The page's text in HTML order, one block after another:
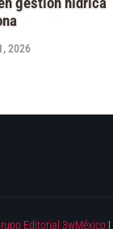
2026
Editorial 3wMéxico |